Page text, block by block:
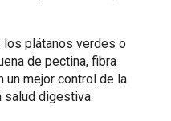
los plátanos verdes o
de pectina, fibra
un mejor control de la
salud digestiva.